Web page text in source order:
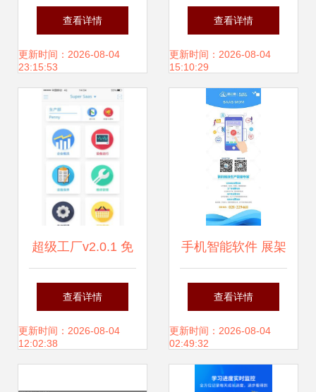
与通信技术的深度
融合 开启智能互联
新篇章
查看详情
更新时间：2026-08-04
23:15:53
选？三款卓越应
用，助您高效互联
查看详情
更新时间：2026-08-04
15:10:29
超级工厂v2.0.1 免
费下载与使用指
南，解锁手机智能
查看详情
更新时间：2026-08-04
12:02:38
手机智能软件 展架
新时代的营销利器
查看详情
更新时间：2026-08-04
02:49:32